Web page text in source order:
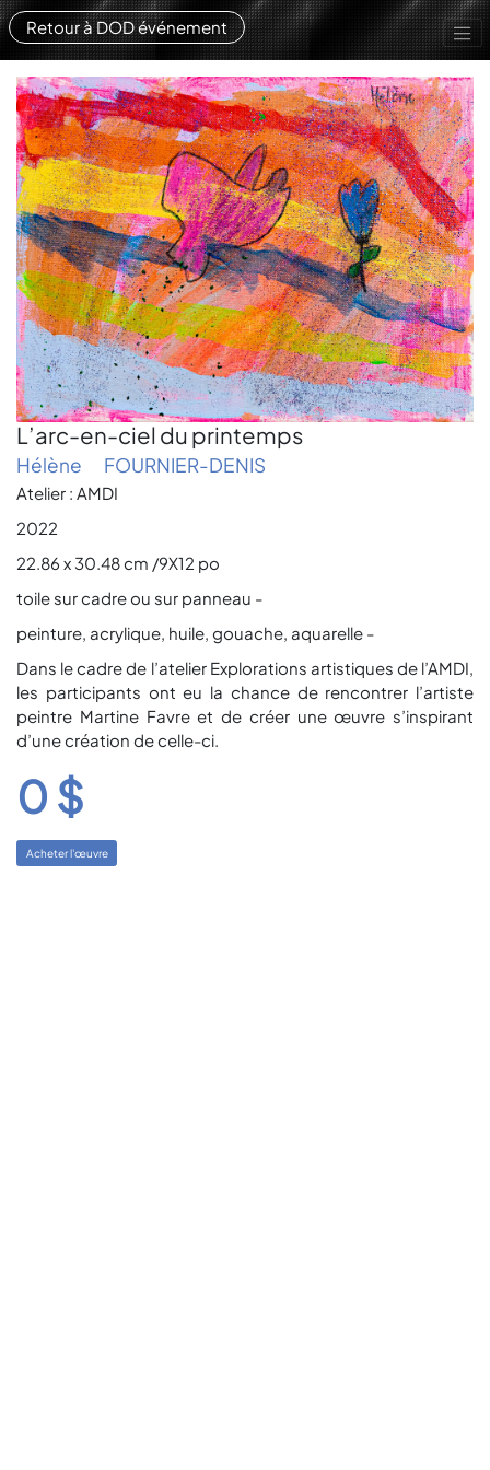
Retour à DOD événement
L’arc-en-ciel du printemps
Hélène FOURNIER-DENIS
Atelier : AMDI
2022
22.86 x 30.48 cm /9X12 po
toile sur cadre ou sur panneau -
peinture, acrylique, huile, gouache, aquarelle -
Dans le cadre de l’atelier Explorations artistiques de l’AMDI,
les participants ont eu la chance de rencontrer l’artiste
peintre Martine Favre et de créer une œuvre s’inspirant
d’une création de celle-ci.
0 $
Acheter l'œuvre